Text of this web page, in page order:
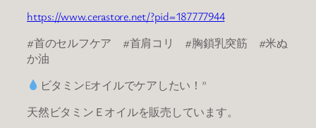
https://www.cerastore.net/?pid=187777944
#首のセルフケア #首肩コリ #胸鎖乳突筋 #米ぬ
か油
ビタミンEオイルでケアしたい！”
天然ビタミンＥオイルを販売しています。